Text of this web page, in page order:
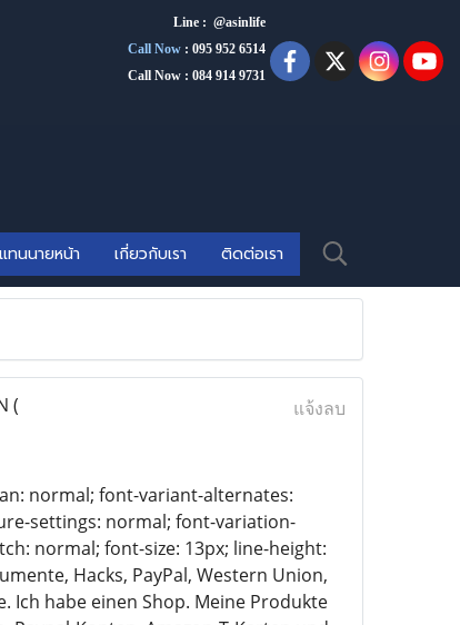
Line : @asinlife
Call Now : 095 952 6514
Call Now : 084 914 9731
ทนนายหน้า เกี่ยวกับเรา ติดต่อเรา
(
แจ้งลบ
normal; font-variant-alternates:
settings: normal; font-variation-
normal; font-size: 13px; line-height:
Hacks, PayPal, Western Union,
Ich habe einen Shop. Meine Produkte